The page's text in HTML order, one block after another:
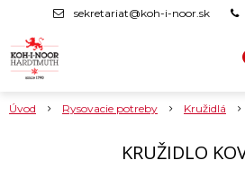
sekretariat@koh-i-noor.sk
Úvod Rysovacie potreby Kružidlá
KRUŽIDLO